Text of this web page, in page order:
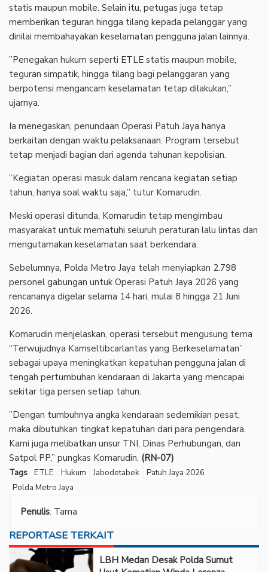
statis maupun mobile. Selain itu, petugas juga tetap
memberikan teguran hingga tilang kepada pelanggar yang
dinilai membahayakan keselamatan pengguna jalan lainnya.
‎”Penegakan hukum seperti ETLE statis maupun mobile,
teguran simpatik, hingga tilang bagi pelanggaran yang
berpotensi mengancam keselamatan tetap dilakukan,”
ujarnya.
‎Ia menegaskan, penundaan Operasi Patuh Jaya hanya
berkaitan dengan waktu pelaksanaan. Program tersebut
tetap menjadi bagian dari agenda tahunan kepolisian.
‎”Kegiatan operasi masuk dalam rencana kegiatan setiap
tahun, hanya soal waktu saja,” tutur Komarudin.
‎Meski operasi ditunda, Komarudin tetap mengimbau
masyarakat untuk mematuhi seluruh peraturan lalu lintas dan
mengutamakan keselamatan saat berkendara.
‎Sebelumnya, Polda Metro Jaya telah menyiapkan 2.798
personel gabungan untuk Operasi Patuh Jaya 2026 yang
rencananya digelar selama 14 hari, mulai 8 hingga 21 Juni
2026.
‎Komarudin menjelaskan, operasi tersebut mengusung tema
“Terwujudnya Kamseltibcarlantas yang Berkeselamatan”
sebagai upaya meningkatkan kepatuhan pengguna jalan di
tengah pertumbuhan kendaraan di Jakarta yang mencapai
sekitar tiga persen setiap tahun.
‎”Dengan tumbuhnya angka kendaraan sedemikian pesat,
maka dibutuhkan tingkat kepatuhan dari para pengendara.
Kami juga melibatkan unsur TNI, Dinas Perhubungan, dan
Satpol PP,” pungkas Komarudin. (RN-07)
Tags ETLE Hukum Jabodetabek
Patuh Jaya 2026
Polda Metro Jaya
Penulis: Tama
REPORTASE TERKAIT
LBH Medan Desak Polda Sumut